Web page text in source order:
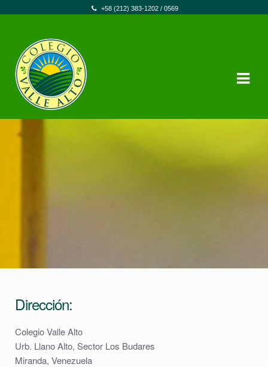
+58 (212) 383-1202 / 0569
Skip to navigation
Skip to content
Dirección:
Colegio Valle Alto
Urb. Llano Alto, Sector Los Budares
Miranda, Venezuela